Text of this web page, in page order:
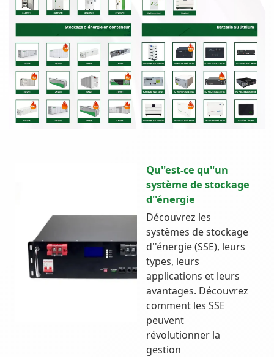
Qu''est-ce qu''un
système de stockage
d''énergie
Découvrez les
systèmes de stockage
d''énergie (SSE), leurs
types, leurs
applications et leurs
avantages. Découvrez
comment les SSE
peuvent
révolutionner la
gestion